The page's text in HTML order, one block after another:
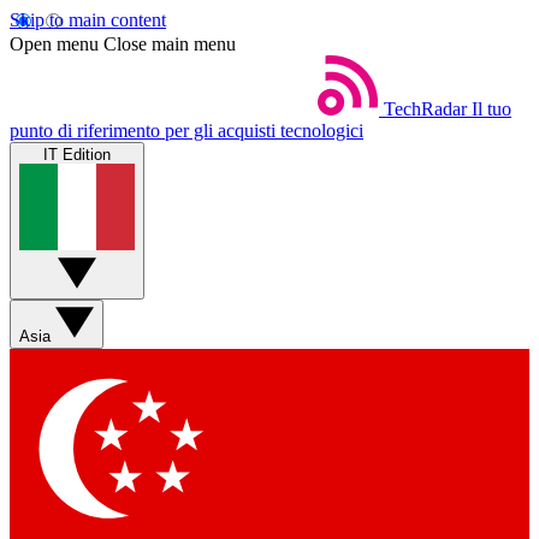
Skip to main content
Open menu Close main menu
TechRadar Il tuo
punto di riferimento per gli acquisti tecnologici
IT Edition
Asia